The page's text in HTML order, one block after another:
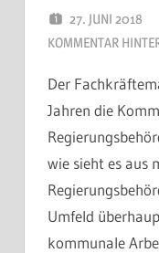
27. JUNI 2018
KOMMENTAR
Der
Jahren die
wie sieht es aus
Umfeld
kommunale